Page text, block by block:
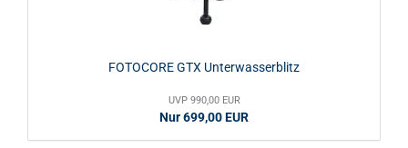
FOTOCORE GTX Unterwasserblitz
UVP 990,00 EUR
Nur 699,00 EUR